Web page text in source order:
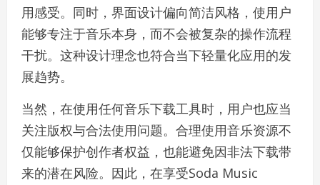
用感受。同时，界面设计偏向简洁风格，使用户
能够专注于音乐本身，而不会被复杂的操作流程
干扰。这种设计理念也符合当下轻量化应用的发
展趋势。
当然，在使用任何音乐下载工具时，用户也应当
关注版权与合法使用问题。合理使用音乐资源不
仅能够保护创作者权益，也能避免因非法下载带
来的潜在风险。因此，在享受Soda Music